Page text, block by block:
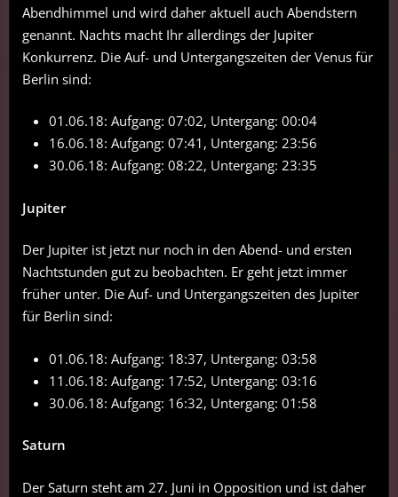
Abendhimmel und wird daher aktuell auch Abendstern
genannt. Nachts macht Ihr allerdings der Jupiter
Konkurrenz. Die Auf- und Untergangszeiten der Venus für
Berlin sind:
01.06.18: Aufgang: 07:02, Untergang: 00:04
16.06.18: Aufgang: 07:41, Untergang: 23:56
30.06.18: Aufgang: 08:22, Untergang: 23:35
Jupiter
Der Jupiter ist jetzt nur noch in den Abend- und ersten
Nachtstunden gut zu beobachten. Er geht jetzt immer
früher unter. Die Auf- und Untergangszeiten des Jupiter
für Berlin sind:
01.06.18: Aufgang: 18:37, Untergang: 03:58
11.06.18: Aufgang: 17:52, Untergang: 03:16
30.06.18: Aufgang: 16:32, Untergang: 01:58
Saturn
Der Saturn steht am 27. Juni in Opposition und ist daher